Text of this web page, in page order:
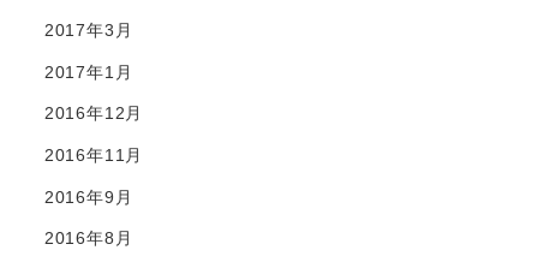
2017年3月
2017年1月
2016年12月
2016年11月
2016年9月
2016年8月